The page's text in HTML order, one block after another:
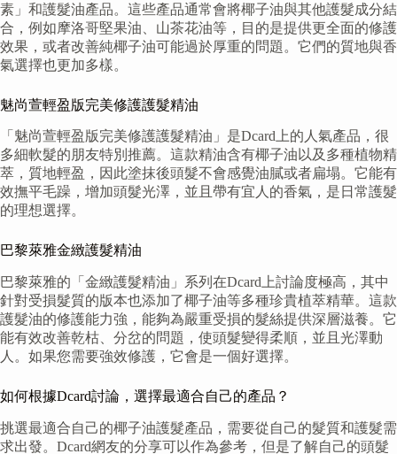
素」和護髮油產品。這些產品通常會將椰子油與其他護髮成分結
合，例如摩洛哥堅果油、山茶花油等，目的是提供更全面的修護
效果，或者改善純椰子油可能過於厚重的問題。它們的質地與香
氣選擇也更加多樣。
魅尚萱輕盈版完美修護護髮精油
「魅尚萱輕盈版完美修護護髮精油」是Dcard上的人氣產品，很
多細軟髮的朋友特別推薦。這款精油含有椰子油以及多種植物精
萃，質地輕盈，因此塗抹後頭髮不會感覺油膩或者扁塌。它能有
效撫平毛躁，增加頭髮光澤，並且帶有宜人的香氣，是日常護髮
的理想選擇。
巴黎萊雅金緻護髮精油
巴黎萊雅的「金緻護髮精油」系列在Dcard上討論度極高，其中
針對受損髮質的版本也添加了椰子油等多種珍貴植萃精華。這款
護髮油的修護能力強，能夠為嚴重受損的髮絲提供深層滋養。它
能有效改善乾枯、分岔的問題，使頭髮變得柔順，並且光澤動
人。如果您需要強效修護，它會是一個好選擇。
如何根據Dcard討論，選擇最適合自己的產品？
挑選最適合自己的椰子油護髮產品，需要從自己的髮質和護髮需
求出發。Dcard網友的分享可以作為參考，但是了解自己的頭髮